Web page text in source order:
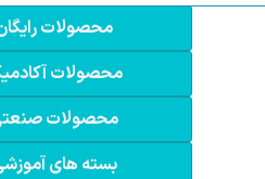
محصولات
محصولات
محصولات
بسته های